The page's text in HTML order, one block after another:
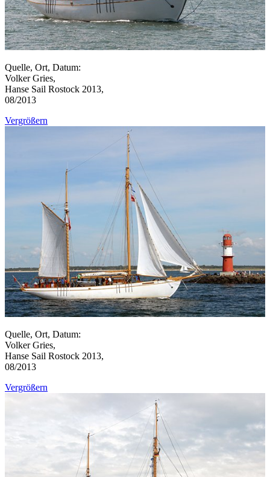
Quelle, Ort, Datum:
Volker Gries,
Hanse Sail Rostock 2013,
08/2013
Vergrößern
Quelle, Ort, Datum:
Volker Gries,
Hanse Sail Rostock 2013,
08/2013
Vergrößern